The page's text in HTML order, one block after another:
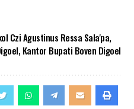
Czi Agustinus Ressa Sala'pa,
, Kantor Bupati Boven Digoel